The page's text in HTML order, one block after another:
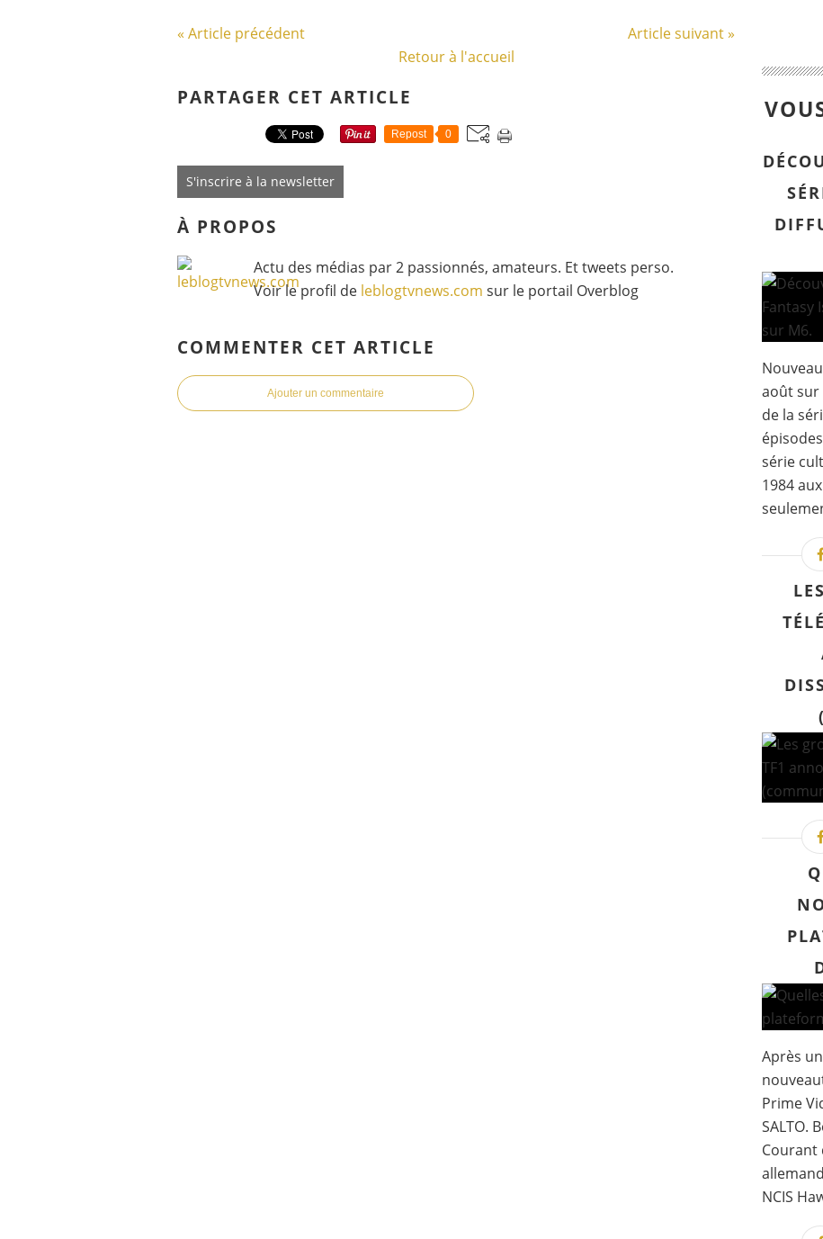
« Article précédent
Article suivant »
Retour à l'accueil
PARTAGER CET ARTICLE
Repost 0
S'inscrire à la newsletter
À PROPOS
Actu des médias par 2 passionnés, amateurs. Et tweets perso.
Voir le profil de leblogtvnews.com sur le portail Overblog
COMMENTER CET ARTICLE
Ajouter un commentaire
août sur
de la
série
1984
Après
Prime
SALTO.
Courant
NCIS